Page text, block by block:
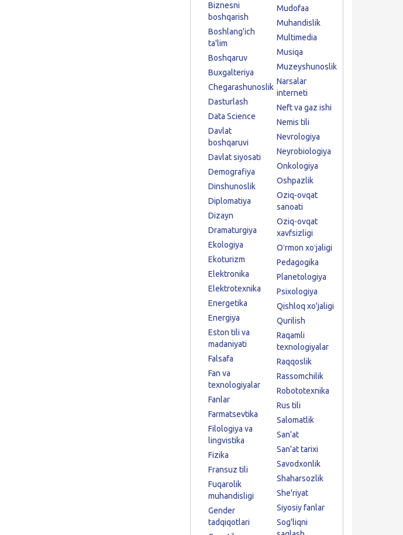
Biznesni
boshqarish
Boshlang'ich
ta'lim
Boshqaruv
Buxgalteriya
Chegarashunoslik
Dasturlash
Data Science
Davlat
boshqaruvi
Davlat siyosati
Demografiya
Dinshunoslik
Diplomatiya
Dizayn
Dramaturgiya
Ekologiya
Ekoturizm
Elektronika
Elektrotexnika
Energetika
Energiya
Eston tili va
madaniyati
Falsafa
Fan va
texnologiyalar
Fanlar
Farmatsevtika
Filologiya va
lingvistika
Fizika
Fransuz tili
Fuqarolik
muhandisligi
Gender
tadqiqotlari
Mudofaa
Muhandislik
Multimedia
Musiqa
Muzeyshunoslik
Narsalar
interneti
Neft va gaz ishi
Nemis tili
Nevrologiya
Neyrobiologiya
Onkologiya
Oshpazlik
Oziq-ovqat
sanoati
Oziq-ovqat
xavfsizligi
Oʻrmon xoʻjaligi
Pedagogika
Planetologiya
Psixologiya
Qishloq xo'jaligi
Qurilish
Raqamli
texnologiyalar
Raqqoslik
Rassomchilik
Robototexnika
Rus tili
Salomatlik
San'at
San'at tarixi
Savodxonlik
Shaharsozlik
She'riyat
Siyosiy fanlar
Sog'liqni